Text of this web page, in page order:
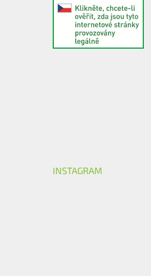
INSTAGRAM